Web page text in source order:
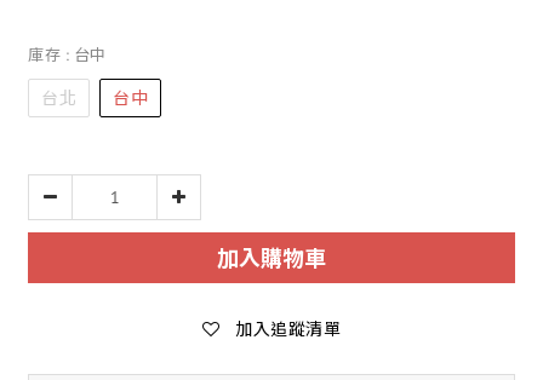
庫存 : 台中
台北 台中
加入購物車
加入追蹤清單